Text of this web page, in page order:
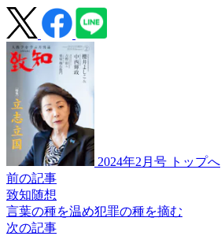
2024年2月号 トップへ
前の記事
致知随想
言葉の種を温め犯罪の種を摘む
次の記事